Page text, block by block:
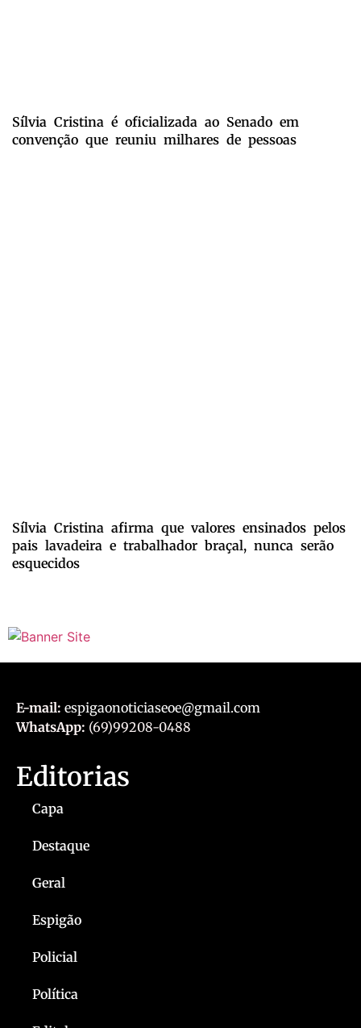
Sílvia Cristina é oficializada ao Senado em
convenção que reuniu milhares de pessoas
Sílvia Cristina afirma que valores ensinados pelos
pais lavadeira e trabalhador braçal, nunca serão
esquecidos
E-mail: espigaonoticiaseoe@gmail.com
WhatsApp: (69)99208-0488
Editorias
Capa
Destaque
Geral
Espigão
Policial
Política